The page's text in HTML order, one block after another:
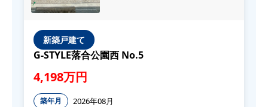
新築戸建て
G-STYLE落合公園西 No.5
4,198万円
築年月 2026年08月